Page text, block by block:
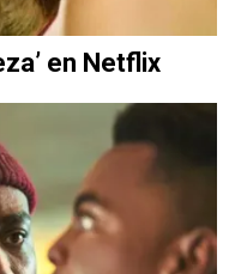
en Netflix